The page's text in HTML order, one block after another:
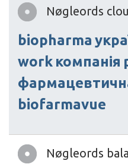
Nøgleords
biopharma
work компанія
biofarmavue
Nøgleords